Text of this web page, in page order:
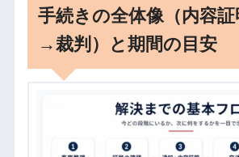
手続きの全体像（内容
→裁判）と期間の目安